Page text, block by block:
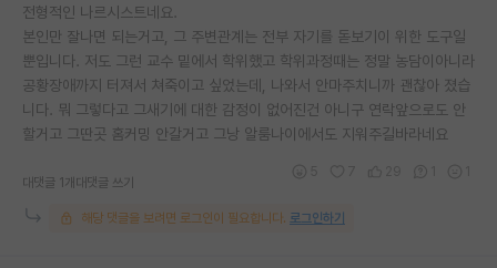
전형적인 나르시스트네요.
본인만 잘나면 되는거고, 그 주변관계는 전부 자기를 돋보기이 위한 도구일
뿐입니다. 저도 그런 교수 밑에서 학위했고 학위과정때는 정말 농담이아니라
공황장애까지 터져서 쳐죽이고 싶었는데, 나와서 안마주치니까 괜찮아 졌습
니다. 뭐 그렇다고 그새기에 대한 감정이 없어진건 아니구 연락앞으로도 안
할거고 그딴곳 홈커밍 안갈거고 그낭 알룸나이에서도 지워주길바라네요
대댓글 1개 대댓글 쓰기
해당 댓글을 보려면 로그인이 필요합니다. 로그인하기